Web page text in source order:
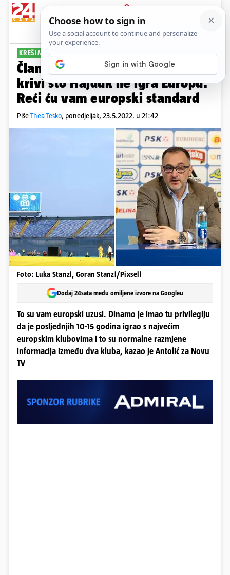
PRIJAVA
Sport Komentari
KREŠIMIR ANTOLIĆ
Član uprave Dinama: Nismo mi
krivi što Hajduk ne igra Europu.
Reći ću vam europski standard
PišeThea Tesko, ponedjeljak, 23.5.2022. u 21:42
Foto: Luka Stanzl, Goran Stanzl/Pixsell
Dodaj 24sata među omiljene izvore na Googleu
To su vam europski uzusi. Dinamo je imao tu privilegiju
da je posljednjih 10-15 godina igrao s najvećim
europskim klubovima i to su normalne razmjene
informacija između dva kluba, kazao je Antolić za Novu
TV